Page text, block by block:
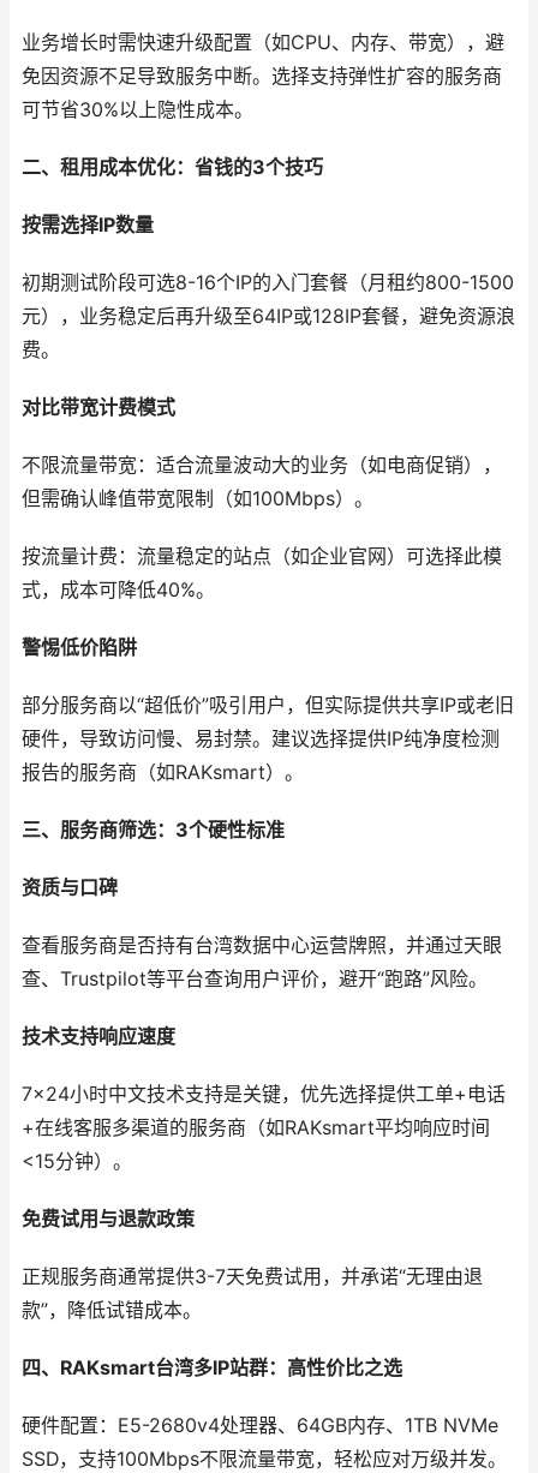
业务增长时需快速升级配置（如CPU、内存、带宽），避
免因资源不足导致服务中断。选择支持弹性扩容的服务商
可节省30%以上隐性成本。
二、租用成本优化：省钱的3个技巧
按需选择IP数量
初期测试阶段可选8-16个IP的入门套餐（月租约800-1500
元），业务稳定后再升级至64IP或128IP套餐，避免资源浪
费。
对比带宽计费模式
不限流量带宽：适合流量波动大的业务（如电商促销），
但需确认峰值带宽限制（如100Mbps）。
按流量计费：流量稳定的站点（如企业官网）可选择此模
式，成本可降低40%。
警惕低价陷阱
部分服务商以“超低价”吸引用户，但实际提供共享IP或老旧
硬件，导致访问慢、易封禁。建议选择提供IP纯净度检测
报告的服务商（如RAKsmart）。
三、服务商筛选：3个硬性标准
资质与口碑
查看服务商是否持有台湾数据中心运营牌照，并通过天眼
查、Trustpilot等平台查询用户评价，避开“跑路”风险。
技术支持响应速度
7×24小时中文技术支持是关键，优先选择提供工单+电话
+在线客服多渠道的服务商（如RAKsmart平均响应时间
<15分钟）。
免费试用与退款政策
正规服务商通常提供3-7天免费试用，并承诺“无理由退
款”，降低试错成本。
四、RAKsmart台湾多IP站群：高性价比之选
硬件配置：E5-2680v4处理器、64GB内存、1TB NVMe
SSD，支持100Mbps不限流量带宽，轻松应对万级并发。